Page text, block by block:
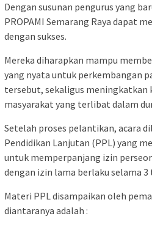
Dengan susunan pengurus yang
PROPAMI Semarang Raya dapat
dengan sukses.
Mereka diharapkan mampu
yang nyata untuk perkembangan
tersebut, sekaligus meningkatkan
masyarakat yang terlibat dalam
Setelah proses pelantikan, acara
Pendidikan Lanjutan (PPL) yang
untuk memperpanjang izin
dengan izin lama berlaku selama 3
Materi PPL disampaikan oleh
diantaranya adalah :